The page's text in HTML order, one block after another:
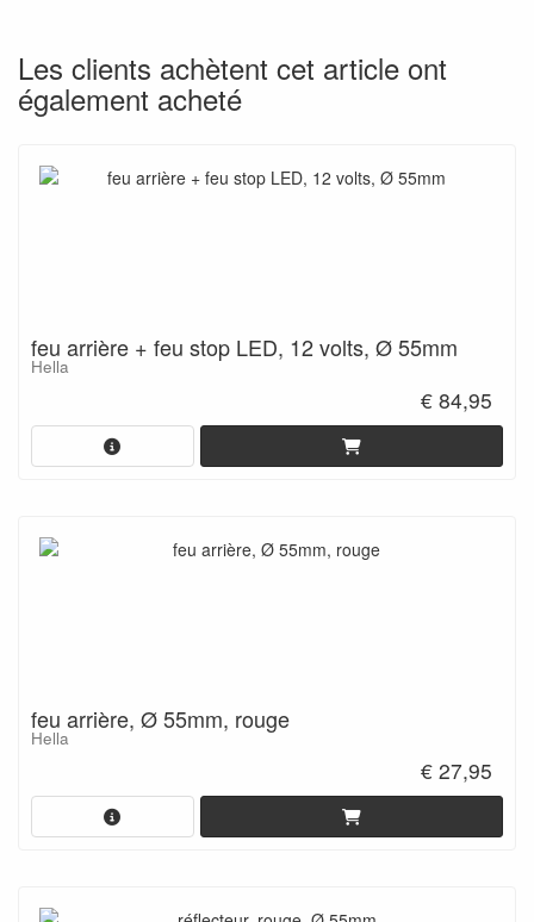
Les clients achètent cet article ont
également acheté
feu arrière + feu stop LED, 12 volts, Ø 55mm
Hella
€ 84,95
feu arrière, Ø 55mm, rouge
Hella
€ 27,95